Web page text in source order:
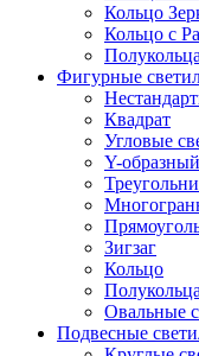
Кольцо
Кольцо с
Полукольца
Фигурные
Квадрат
Угловые
Y-образный
Зигзаг
Кольцо
Полукольца
Овальные
Подвесные